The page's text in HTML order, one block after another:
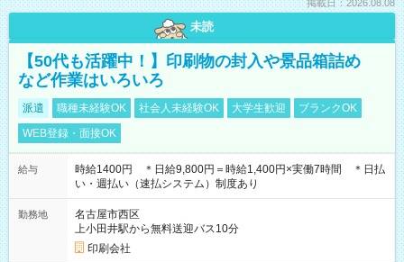
掲載日：2026.08.08
未読
【50代も活躍中！】印刷物の封入や景品箱詰め
など作業はいろいろ
派遣 職種未経験OK 社会人未経験OK 大学生歓迎
ブランクOK
WEB登録・面接OK
給与
時給1400円 ＊日給9,800円＝時給1,400円×実働7時間 ＊日払
い・週払い（速払システム）制度あり
勤務地
名古屋市西区
上小田井駅から無料送迎バス10分
印刷会社